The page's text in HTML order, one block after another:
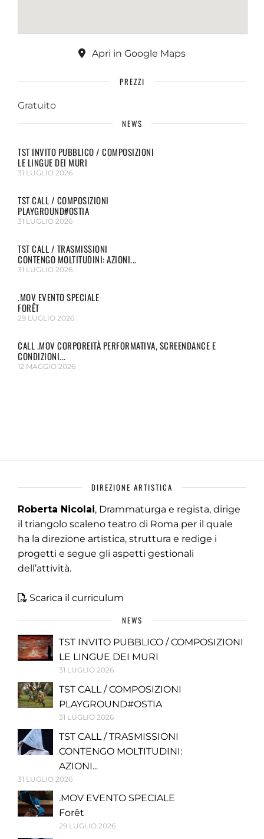
Apri in Google Maps
PREZZI
Gratuito
NEWS
TST INVITO PUBBLICO / COMPOSIZIONI
LE LINGUE DEI MURI
31 LUGLIO 2026
TST CALL / COMPOSIZIONI
PLAYGROUND#OSTIA
31 LUGLIO 2026
TST CALL / TRASMISSIONI
CONTENGO MOLTITUDINI: AZIONI...
31 LUGLIO 2026
.MOV EVENTO SPECIALE
FORÊT
29 LUGLIO 2026
CALL .MOV CORPOREITÀ PERFORMATIVA, SCREENDANCE E
CONDIZIONI...
12 MAGGIO 2026
DIREZIONE ARTISTICA
Roberta Nicolai, Drammaturga e regista, dirige
il triangolo scaleno teatro di Roma per il quale
ha la direzione artistica, struttura e redige i
progetti e segue gli aspetti gestionali
dell’attività.
Scarica il curriculum
NEWS
TST INVITO PUBBLICO / COMPOSIZIONI
LE LINGUE DEI MURI
31 LUGLIO 2026
TST CALL / COMPOSIZIONI
PLAYGROUND#OSTIA
31 LUGLIO 2026
TST CALL / TRASMISSIONI
CONTENGO MOLTITUDINI:
AZIONI...
31 LUGLIO 2026
.MOV EVENTO SPECIALE
Forêt
29 LUGLIO 2026